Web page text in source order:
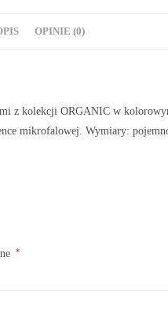
OPINIE (0)
z kolekcji ORGANIC w
mikrofalowej. Wymiary:
*